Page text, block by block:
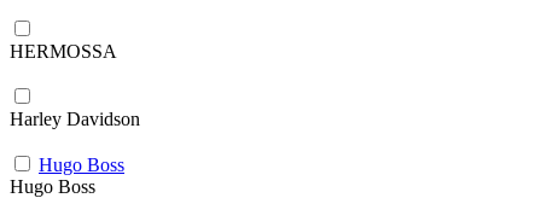
HERMOSSA
Harley Davidson
Hugo Boss
Hugo Boss